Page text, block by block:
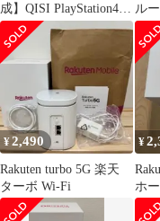
成】QISI PlayStation4
互換コントローラー
ps4 選べる5色 対応機種
Dual Shock 互換品 ソニ
ー対応 pro Slim
PlayStation 1000mAhバ
ッテリー 大容量 駆動時
間
ル
¥2,490
Rakuten turbo 5G 楽天
ターボ Wi-Fi
¥
ホ